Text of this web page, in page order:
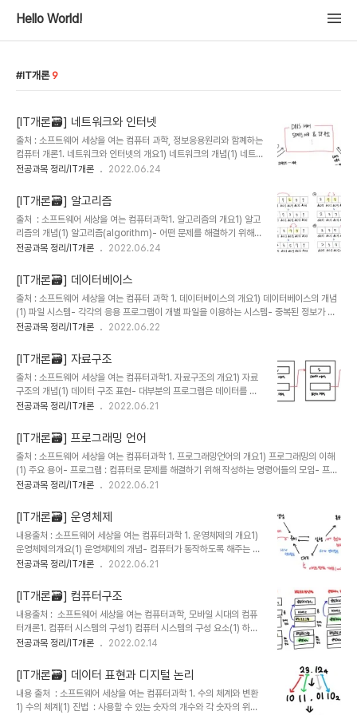
Hello World!
IT개론 9
[IT개론🗃️] 네트워크와 인터넷
출처 : 소프트웨어 세상을 여는 컴퓨터 과학, 정보응용원리와 함꼐하는
컴퓨터 개론1. 네트워크와 인터넷의 개요1) 네트워크의 개념(1) 네트
워크- 전송 매체로 연결된 장치들의 모임- 장치는 일반 컴퓨터, 프린
터를 주고 받을 수 있는 모든 장치를 지칭 2) 네트워크의 분류(1)
LAN(Local Area Network)- 비교적 가까운 거리에 위치한 소수
의 장치를 연갈한 네트워크- 일반적으로 하나의 사무실, 하나 혹은 몇
개의 인접한 건물을 연결- 연결하는 형식, 즉 토폴로지(topology)에
따라 링형, 버스형, 스타형 등으로 분류됨- 링형장치들을 원형으로 연
회선에..
전공과목 정리/IT개론 2022.06.24
[IT개론🗃️] 알고리즘
출처 : 소프트웨어 세상을 여는 컴퓨터과학1. 알고리즘의 개요1) 알고
리즘의 개념(1) 알고리즘(algorithm)- 어떤 문제를 해결하기 위해
구성된 일련의 절차 (2) 알고리즘의 조건- 0개 이상의 입력, 1개 이상
정렬 알고리즘1) 선택 정렬(1) 선택 정렬(selection sort)- 정렬되지
않은 데이터 중에서 가장 작은 데이터를 찾아 가장 앞의 데이터와 교환
해나가는 방식 (2) 선택 정렬의 동작과정 (3) 파이썬으로 구현한 선택
정렬def selection(ds): for a in range(0, len(ds)-1):
전공과목 정리/IT개론 2022.06.24
[IT개론🗃️] 데이터베이스
출처 : 소프트웨어 세상을 여는 컴퓨터 과학 1. 데이터베이스의 개요1) 데이터베이스의 개념
(1) 파일 시스템- 각각의 응용 프로그램이 개별 파일을 이용하는 시스템- 중복된 정보가 많
고, 이 중 하나가 수정되면 관련된 모든 파일이 모두 수정되어야 한다. - 이러한 문제를 해결
용 프로그램이 공유하는 관련 데이터의 모임 2) 데이터베이스 관리 시스템(1) 데이터베이스
관리 시스템 (DBMS ; DataBase Management System)- 여러 응용 프로그램이 데
이터베이스를 공유하며 사용할 수 있는 환경을 제공하는 소프트웨어- 응용 프로그램은 데이
터베이스를 직접 조작하지 않음 (2) 데이터베이스 관리 시..
전공과목 정리/IT개론 2022.06.22
[IT개론🗃️] 자료구조
출처 : 소프트웨어 세상을 여는 컴퓨터과학1. 자료구조의 개요1) 자료
구조의 개념(1) 데이터 구조 표현- 대부분의 프로그램은 데이터를 처
리해 유용한 정보를 출력한다- 데이터를 어떤 구조로 표현하느냐에 따
록 구성된 데이터 간의 논리적인 관계- 대표적인 자료구조ex) 배열,
연결 리스트, 스택, 큐, 그래프, 트리 2. 배열과 연결 리스트1) 배열(1)
배열- 같은 자료형의 데이터를 순서대로 나열한 구조- 인덱스는 첫 번
째로부터 떨어진 상대적인 위치를 나타낸다. - 배열에서 인덱스의 시
작 숫자는 보통 0 (2) 1차원 배열- 인덱스를 하나만 사용하는 배열- 1
전공과목 정리/IT개론 2022.06.21
[IT개론🗃️] 프로그래밍 언어
출처 : 소프트웨어 세상을 여는 컴퓨터과학 1. 프로그래밍언어의 개요1) 프로그래밍의 이해
(1) 주요 용어- 프로그램 : 컴퓨터로 문제를 해결하기 위해 작성하는 명령어들의 모임- 프로
그래밍 : 프로그램을 작성하는 과정- 프로그래머 : 프로램을 작성하는 사람 또는 직업 (2) 프
: 하드웨어 지향의 기계중심 언어ex) 기계어(machine language), 어셈블리어
(assembly language)- 고급 언어 : 사람이 이해하기 쉬운 일상 언어와 기호를 사용한
인간 중심의 언어ex) C, C++, 자바, 파이썬 (4) 프로그래밍 언어의 종류- 포트란
(FORTRAN)엔지니어, 수학, 과학 등을 위한 수식 계..
전공과목 정리/IT개론 2022.06.21
[IT개론🗃️] 운영체제
내용출처 : 소프트웨어 세상을 여는 컴퓨터과학 1. 운영체제의 개요1)
운영체제의개요(1) 운영체제의 개념- 컴퓨터가 동작하도록 해주는 프
로그램 (제어 프로그램/control program)- 하드웨어의 각 장치(자
자와 컴퓨터를 연결해주는 프로그래-사용자가 컴퓨터를 편리하게 사
용할 수 있도록 환경 제공- 커널(kernel) : 컴퓨터가 켜져 있는 동안
에 항상 실행 중인 프로그램 (2) 운영체제의 종류마이크로소프트 윈도
우, 애플 맥 OS, 오픈 소스 리눅스 2) 운영체제의 기능- 사용자 인터
페이스 제공- 컴퓨터 시스템 자원 관리 2. 프로세스관리1) 프로세스의
전공과목 정리/IT개론 2022.06.21
[IT개론🗃️] 컴퓨터구조
내용출처 : 소프트웨어 세상을 여는 컴퓨터과학, 모바일 시대의 컴퓨
터개론1. 컴퓨터 시스템의 구성1) 컴퓨터 시스템의 구성 요소(1) 하드
웨어의 구성- 중앙처리장치 : 프로그램을 실행하고 입력된 데이터 처
터를 일시적으로 저장- 보조기억장치 : 프로그램과 데이터를 영구히
저장- 입출력장치 : 중앙처리장치나 주기억장치에 데이터를 입력하거
나 출력 (2) 하드웨어의 역할 2) 중앙처리장치(Central
Processing Unit)중앙처리장치 : 메모리에 저장된 프로그램과 자료
전공과목 정리/IT개론 2022.02.14
[IT개론🗃️] 데이터 표현과 디지털 논리
내용 출처 : 소프트웨어 세상을 여는 컴퓨터과학 1. 수의 체계와 변환
1) 수의 체계(1) 진법 : 사용할 수 있는 숫자의 개수와 각 숫자의 위치